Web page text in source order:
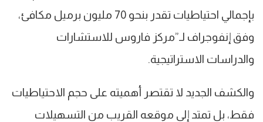
بإجمالي احتياطيات تقدر بنحو 70 مليون برميل مكافئ،
وفق إنفوجراف لـ”مركز فاروس للاستشارات
والدراسات الاستراتيجية.
والكشف الجديد لا تقتصر أهميته على حجم الاحتياطيات
فقط، بل تمتد إلى موقعه القريب من التسهيلات